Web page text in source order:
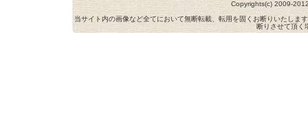
Copyrights(c) 2009-
当サイト内の画像など全てにおいて無断転載、転用を固くお断りいたしま
断りさせて頂く